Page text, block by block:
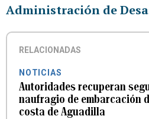
Administración de
RELACIONADAS
NOTICIAS
Autoridades recuperan
naufragio de embarcación
costa de Aguadilla